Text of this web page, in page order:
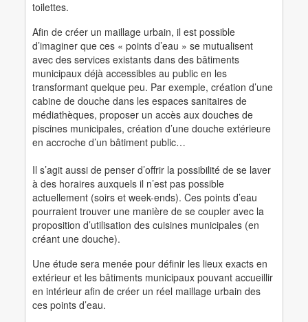
toilettes.
Afin de créer un maillage urbain, il est possible
d’imaginer que ces « points d’eau » se mutualisent
avec des services existants dans des bâtiments
municipaux déjà accessibles au public en les
transformant quelque peu. Par exemple, création d’une
cabine de douche dans les espaces sanitaires de
médiathèques, proposer un accès aux douches de
piscines municipales, création d’une douche extérieure
en accroche d’un bâtiment public…
Il s’agit aussi de penser d’offrir la possibilité de se laver
à des horaires auxquels il n’est pas possible
actuellement (soirs et week-ends). Ces points d’eau
pourraient trouver une manière de se coupler avec la
proposition d’utilisation des cuisines municipales (en
créant une douche).
Une étude sera menée pour définir les lieux exacts en
extérieur et les bâtiments municipaux pouvant accueillir
en intérieur afin de créer un réel maillage urbain des
ces points d’eau.